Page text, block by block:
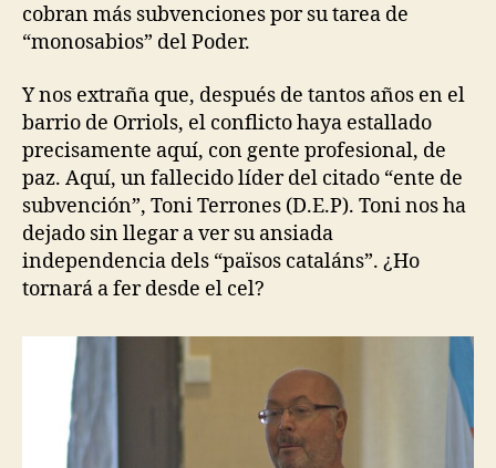
cobran más subvenciones por su tarea de
“monosabios” del Poder.
Y nos extraña que, después de tantos años en el
barrio de Orriols, el conflicto haya estallado
precisamente aquí, con gente profesional, de
paz. Aquí, un fallecido líder del citado “ente de
subvención”, Toni Terrones (D.E.P). Toni nos ha
dejado sin llegar a ver su ansiada
independencia dels “països cataláns”. ¿Ho
tornará a fer desde el cel?